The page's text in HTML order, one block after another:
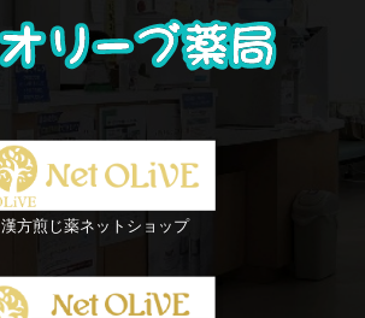
漢方煎じ薬ネットショップ